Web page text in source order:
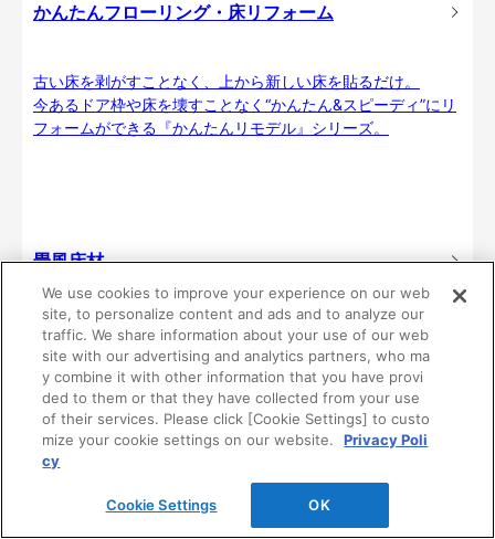
かんたんフローリング・床リフォーム
古い床を剥がすことなく、上から新しい床を貼るだけ。
今あるドア枠や床を壊すことなく“かんたん&スピーディ”にリ
フォームができる『かんたんリモデル』シリーズ。
畳風床材
畳のある暮らしを、置くだけの「置き敷きタイプ」と、簡単
に施工できる「敷き込みタイプ」の2タイプから。くつろぎの
空間づくりを、自由に楽しめます。
We use cookies to improve your experience on our web
site, to personalize content and ads and to analyze our
traffic. We share information about your use of our web
site with our advertising and analytics partners, who ma
y combine it with other information that you have provi
ded to them or that they have collected from your use
of their services. Please click [Cookie Settings] to custo
mize your cookie settings on our website.
Privacy Poli
cy
Cookie Settings OK